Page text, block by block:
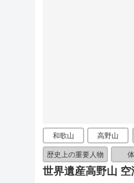
和歌山 高野山
歴史上の重要人物
世界遺産高野山